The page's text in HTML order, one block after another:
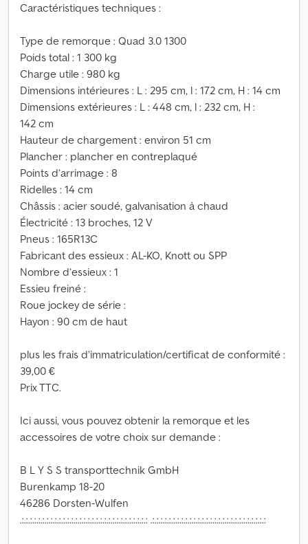
Caractéristiques techniques :
Type de remorque : Quad 3.0 1300
Poids total : 1 300 kg
Charge utile : 980 kg
Dimensions intérieures : L : 295 cm, l : 172 cm, H : 14 cm
Dimensions extérieures : L : 448 cm, l : 232 cm, H :
142 cm
Hauteur de chargement : environ 51 cm
Plancher : plancher en contreplaqué
Points d’arrimage : 8
Ridelles : 14 cm
Châssis : acier soudé, galvanisation à chaud
Électricité : 13 broches, 12 V
Pneus : 165R13C
Fabricant des essieux : AL-KO, Knott ou SPP
Nombre d’essieux : 1
Essieu freiné :
Roue jockey de série :
Hayon : 90 cm de haut
plus les frais d’immatriculation/certificat de conformité :
39,00 €
Prix TTC.
Ici aussi, vous pouvez obtenir la remorque et les
accessoires de votre choix sur demande :
B L Y S S transporttechnik GmbH
Burenkamp 18-20
46286 Dorsten-Wulfen
.:.:.:.:.:.:.:.:.:.:.:.:.:.:.:.:.:.:.:.:.:.:.:.:.:.:.:.:.:.:.: .:.:.:.:.:.:.:.:.:.:.:.:.:.:.:.:.:.:.:.:.:.:.:.:.:.:.:.: